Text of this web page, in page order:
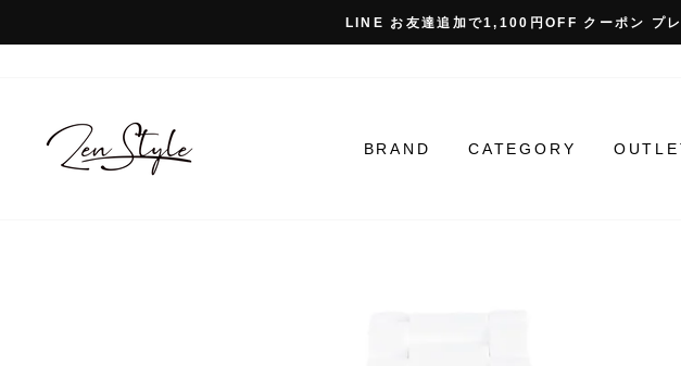
ン
LINE お友達追加で1,100円OFF クーポン プレ
BRAND CATEGORY